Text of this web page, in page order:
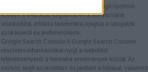
A Google Analytics segít nyomon
követni a weboldal forgalmát és a felhasználói
viselkedést, értékes betekintést nyújtva a látogatók
szokásairól és preferenciáiról.
Google Search Console A Google Search Console
részletes információkat nyújt a weboldal
teljesítményéről a keresési eredmények között. Az
eszköz segít azonosítani és javítani a hibákat, valamint